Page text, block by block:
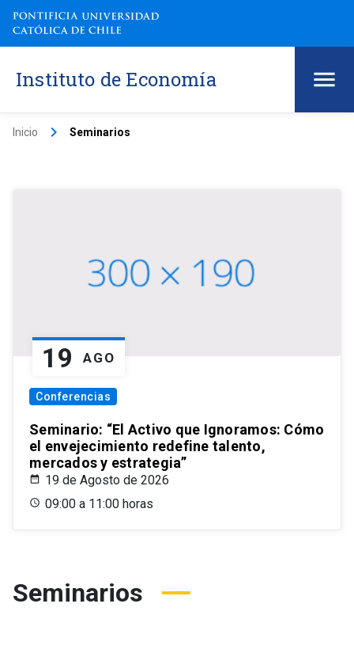
Instituto de Economía
Inicio keyboard_arrow_right Seminarios
19 AGO
Conferencias
Seminario: “El Activo que Ignoramos: Cómo
el envejecimiento redefine talento,
mercados y estrategia”
19 de Agosto de 2026
09:00 a 11:00 horas
Seminarios